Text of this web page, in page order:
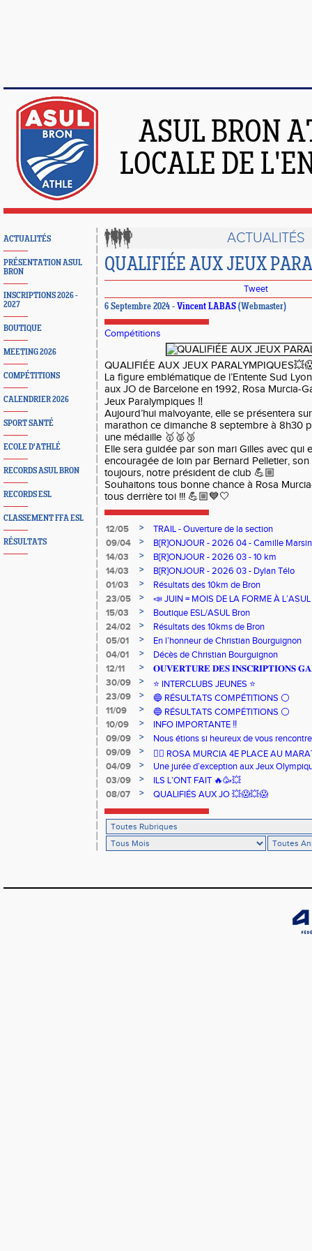
ASUL BRON
LOCALE DE
ACTUALITÉS
PRÉSENTATION ASUL
BRON
INSCRIPTIONS 2026 -
2027
BOUTIQUE
MEETING 2026
COMPÉTITIONS
CALENDRIER 2026
SPORT SANTÉ
ECOLE D'ATHLÉ
RECORDS ASUL BRON
RECORDS ESL
CLASSEMENT FFA ESL
RÉSULTATS
ACTUALITÉS
QUALIFIÉE AUX JEUX
Tweet
6 Septembre 2024 - Vincent LABAS (Webmaster)
Compétitions
QUALIFIÉE AUX JEUX
La figure emblématique de l’Entente Sud
aux JO de Barcelone en 1992, Rosa Murcia-
Jeux Paralympiques ‼️
Aujourd’hui malvoyante, elle se présentera
marathon ce dimanche 8 septembre à 8h30
une médaille 🥇🥈🥉
Elle sera guidée par son mari Gilles avec qui
encouragée de loin par Bernard Pelletier,
toujours, notre président de club 💪🏼
Souhaitons tous bonne chance à Rosa
tous derrière toi !!! 💪🏼💙🤍
12/05 >
TRAIL - Ouverture de la section
09/04
>
B[R]ONJOUR - 2026 04 - Camille Marsin
14/03
>
B[R]ONJOUR - 2026 03 - 10 km
14/03
>
B[R]ONJOUR - 2026 03 - Dylan Télo
01/03
>
Résultats des 10km de Bron
23/05
>
📣 JUIN = MOIS DE LA FORME À
15/03
>
Boutique ESL/ASUL Bron
24/02
>
Résultats des 10kms de Bron
05/01
>
En l’honneur de Christian Bourguignon
04/01
>
Décès de Christian Bourguignon
12/11
>
𝐎𝐔𝐕𝐄𝐑𝐓𝐔𝐑𝐄 𝐃𝐄𝐒 𝐈𝐍𝐒𝐂𝐑𝐈𝐏𝐓𝐈𝐎𝐍𝐒
30/09
>
⭐️ INTERCLUBS JEUNES ⭐️
23/09
>
🔵 RÉSULTATS COMPÉTITIONS ⚪️
11/09
>
🔵 RÉSULTATS COMPÉTITIONS ⚪️
10/09
>
INFO IMPORTANTE ‼️
09/09
>
Nous étions si heureux de vous
09/09
>
🏃‍♀️ ROSA MURCIA 4E PLACE AU
04/09
>
Une jurée d’exception aux Jeux
03/09
>
ILS L’ONT FAIT 🔥🥳💥
08/07
> QUALIFIÉS AUX JO 💥😱💥😱